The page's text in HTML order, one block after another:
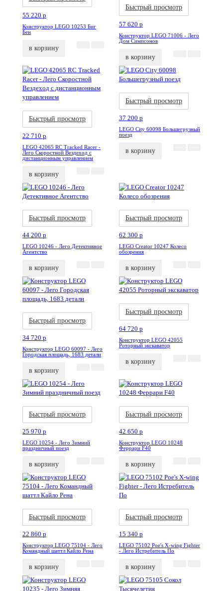
55 220 p
Конструктор LEGO 10253 Биг
Бен
в корзину
Быстрый просмотр
57 620 p
Конструктор LEGO 71006 - Лего
Дом Симпсонов
в корзину
Быстрый просмотр
22 710 p
LEGO 42065 RC Tracked Racer -
Лего Скоростной Вездеход с
дистанционным управлением
в корзину
Быстрый просмотр
37 200 p
LEGO City 60098 Большегрузный
поезд
в корзину
Быстрый просмотр
44 200 p
LEGO 10246 - Лего Детективное
Агентство
в корзину
Быстрый просмотр
62 300 p
LEGO Creator 10247 Колесо
обозрения
в корзину
Быстрый просмотр
34 720 p
Конструктор LEGO 60097 - Лего
Городская площадь, 1683 детали
в корзину
Быстрый просмотр
64 720 p
Конструктор LEGO 42055
Роторный экскаватор
в корзину
Быстрый просмотр
25 970 p
LEGO 10254 - Лего Зимний
праздничный поезд
в корзину
Быстрый просмотр
42 650 p
Конструктор LEGO 10248
Феррари F40
в корзину
Быстрый просмотр
22 860 p
Конструктор LEGO 75104 - Лего
Командный шаттл Кайло Рена
в корзину
Быстрый просмотр
15 340 p
LEGO 75102 Poe's X-wing Fighter
- Лего Истребитель По
в корзину